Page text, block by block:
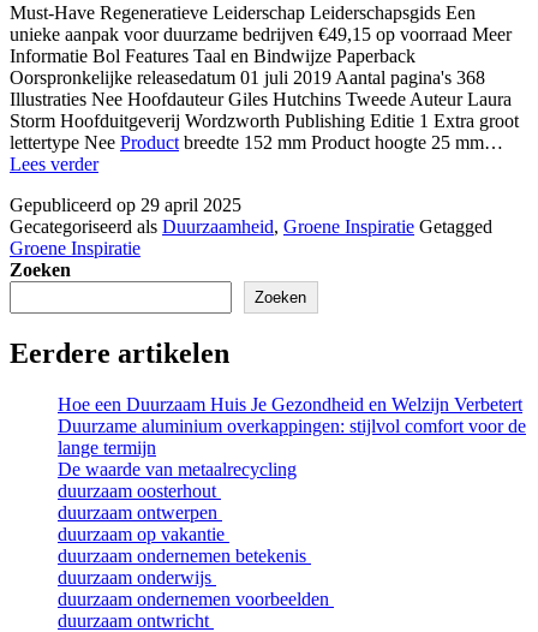
Must-Have Regeneratieve Leiderschap Leiderschapsgids Een
unieke aanpak voor duurzame bedrijven €49,15 op voorraad Meer
Informatie Bol Features Taal en Bindwijze Paperback
Oorspronkelijke releasedatum 01 juli 2019 Aantal pagina's 368
Illustraties Nee Hoofdauteur Giles Hutchins Tweede Auteur Laura
Storm Hoofduitgeverij Wordzworth Publishing Editie 1 Extra groot
lettertype Nee Product breedte 152 mm Product hoogte 25 mm…
Lees verderduurzaam
Gepubliceerd op 29 april 2025
Gecategoriseerd als Duurzaamheid, Groene Inspiratie Getagged
Groene Inspiratie
Zoeken
Zoeken
Eerdere artikelen
Hoe een Duurzaam Huis Je Gezondheid en Welzijn Verbetert
Duurzame aluminium overkappingen: stijlvol comfort voor de
lange termijn
De waarde van metaalrecycling
duurzaam oosterhout
duurzaam ontwerpen
duurzaam op vakantie
duurzaam ondernemen betekenis
duurzaam onderwijs
duurzaam ondernemen voorbeelden
duurzaam ontwricht